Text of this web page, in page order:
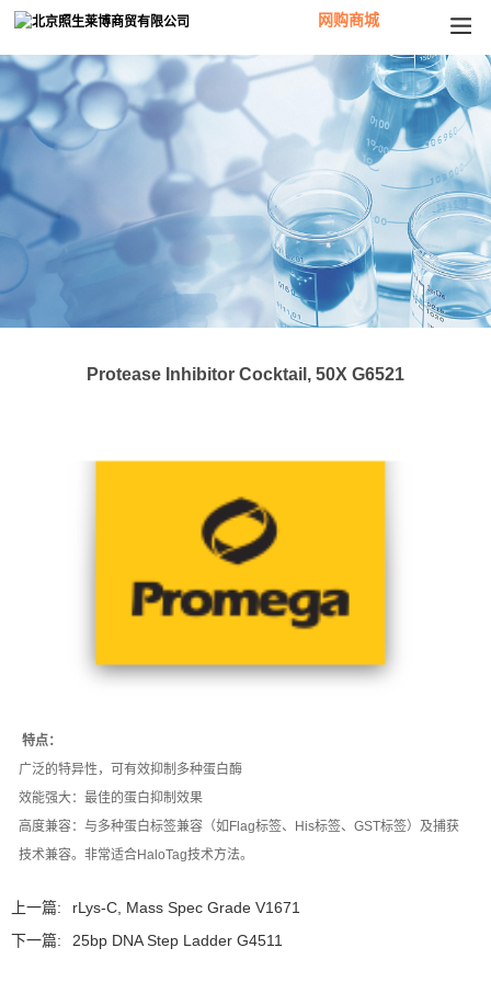
网购商城
Protease Inhibitor Cocktail, 50X G6521
特点：
广泛的特异性，可有效抑制多种蛋白酶
效能强大：最佳的蛋白抑制效果
高度兼容：与多种蛋白标签兼容（如Flag标签、His标签、GST标签）及捕获
技术兼容。非常适合HaloTag技术方法。
上一篇:
rLys-C, Mass Spec Grade V1671
下一篇:
25bp DNA Step Ladder G4511